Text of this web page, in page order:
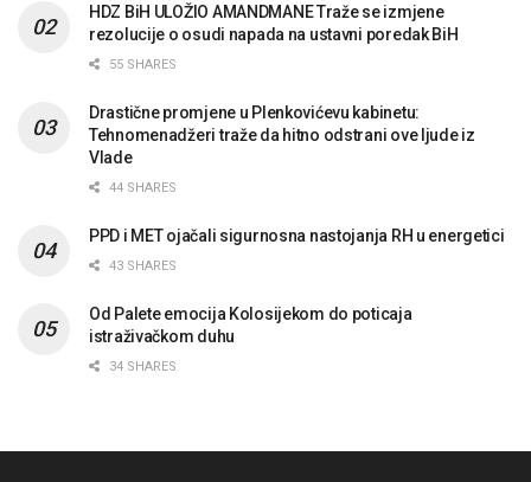
HDZ BiH ULOŽIO AMANDMANE Traže se izmjene
rezolucije o osudi napada na ustavni poredak BiH
55 SHARES
Drastične promjene u Plenkovićevu kabinetu:
Tehnomenadžeri traže da hitno odstrani ove ljude iz
Vlade
44 SHARES
PPD i MET ojačali sigurnosna nastojanja RH u energetici
43 SHARES
Od Palete emocija Kolosijekom do poticaja
istraživačkom duhu
34 SHARES